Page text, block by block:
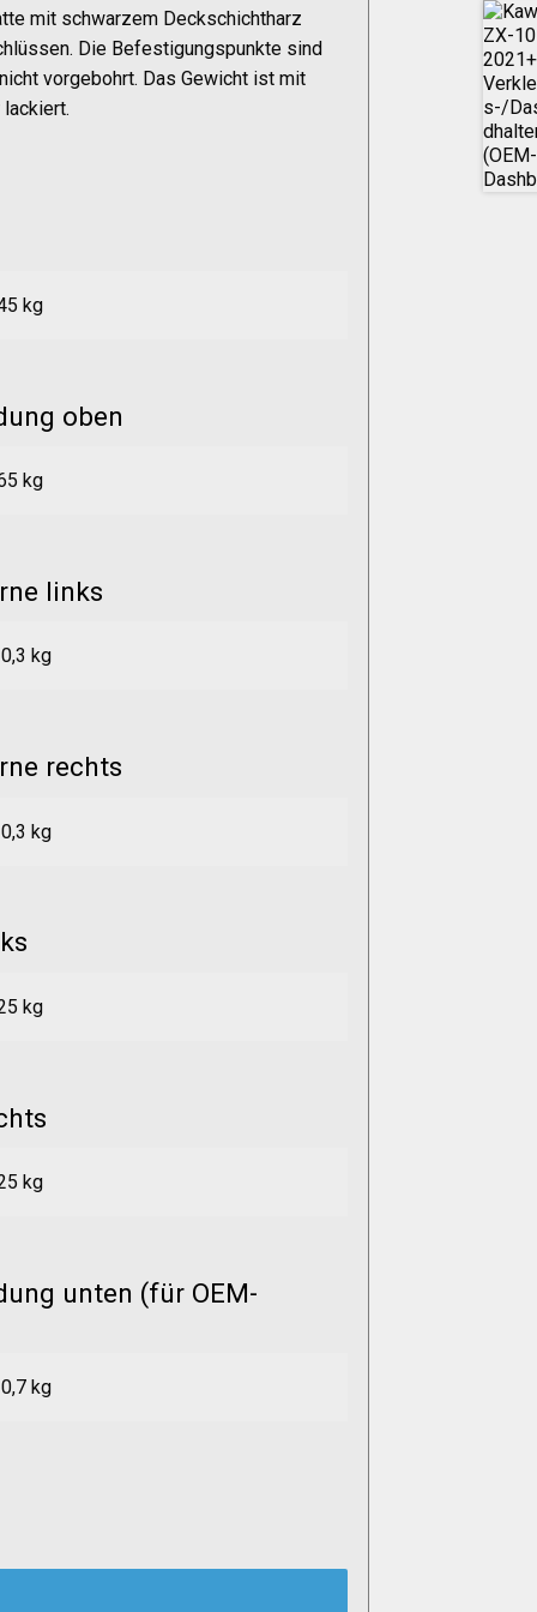
mit schwarzem Deckschichtharz
Die Befestigungspunkte sind
vorgebohrt. Das Gewicht ist mit
kg
oben
kg
links
0,3 kg
rechts
0,3 kg
kg
kg
unten (für OEM-
0,7 kg